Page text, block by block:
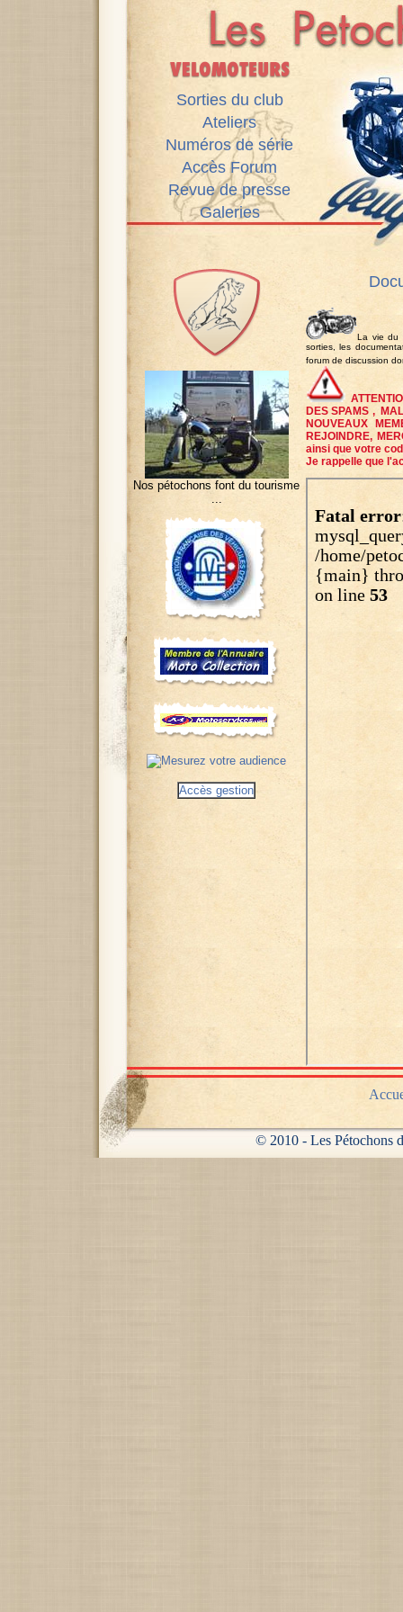
Sorties du club
Ateliers
Numéros de série
Accès Forum
Revue de presse
Galeries
Nos pétochons font du tourisme
Accès gestion
La vie du
sorties, les
forum de discussion
DES SPAMS ,
NOUVEAUX
REJOINDRE,
ainsi que votre
Je rappelle que
© 2010 - Les Pétochons